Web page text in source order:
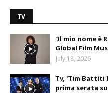
TV
'Il mio nome è
Global Film
July 18, 2026
Tv, 'Tim Battiti
prima serata su